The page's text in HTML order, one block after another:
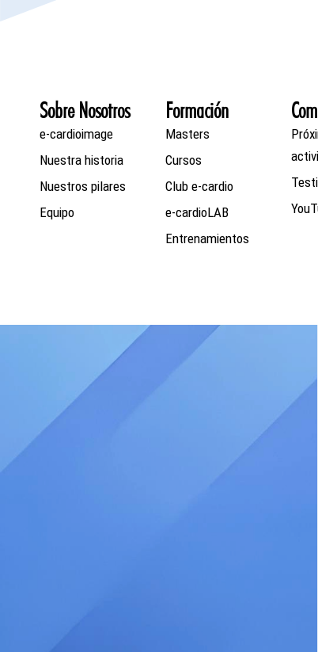
Sobre Nosotros
e-cardioimage
Nuestra historia
Nuestros pilares
Equipo
Formación
Masters
Cursos
Club e-cardio
e-cardioLAB
Entrenamientos